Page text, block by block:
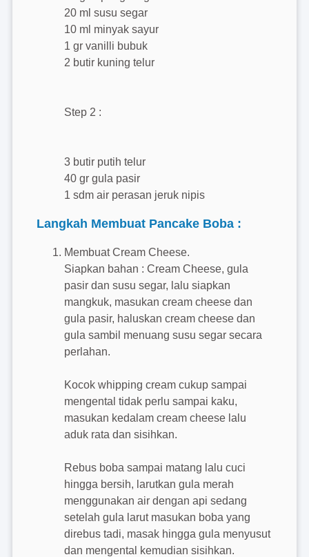
20 ml susu segar
10 ml minyak sayur
1 gr vanilli bubuk
2 butir kuning telur
Step 2 :
3 butir putih telur
40 gr gula pasir
1 sdm air perasan jeruk nipis
Langkah Membuat Pancake Boba :
Membuat Cream Cheese.
Siapkan bahan : Cream Cheese, gula
pasir dan susu segar, lalu siapkan
mangkuk, masukan cream cheese dan
gula pasir, haluskan cream cheese dan
gula sambil menuang susu segar secara
perlahan.
Kocok whipping cream cukup sampai
mengental tidak perlu sampai kaku,
masukan kedalam cream cheese lalu
aduk rata dan sisihkan.
Rebus boba sampai matang lalu cuci
hingga bersih, larutkan gula merah
menggunakan air dengan api sedang
setelah gula larut masukan boba yang
direbus tadi, masak hingga gula menyusut
dan mengental kemudian sisihkan.